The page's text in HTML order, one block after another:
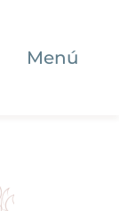
Menú